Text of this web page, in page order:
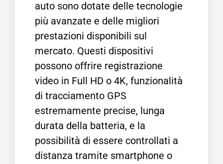
auto sono dotate delle tecnologie
più avanzate e delle migliori
prestazioni disponibili sul
mercato. Questi dispositivi
possono offrire registrazione
video in Full HD o 4K, funzionalità
di tracciamento GPS
estremamente precise, lunga
durata della batteria, e la
possibilità di essere controllati a
distanza tramite smartphone o